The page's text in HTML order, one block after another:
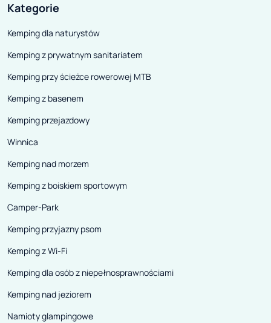
Kategorie
Kemping dla naturystów
Kemping z prywatnym sanitariatem
Kemping przy ścieżce rowerowej MTB
Kemping z basenem
Kemping przejazdowy
Winnica
Kemping nad morzem
Kemping z boiskiem sportowym
Camper-Park
Kemping przyjazny psom
Kemping z Wi-Fi
Kemping dla osób z niepełnosprawnościami
Kemping nad jeziorem
Namioty glampingowe